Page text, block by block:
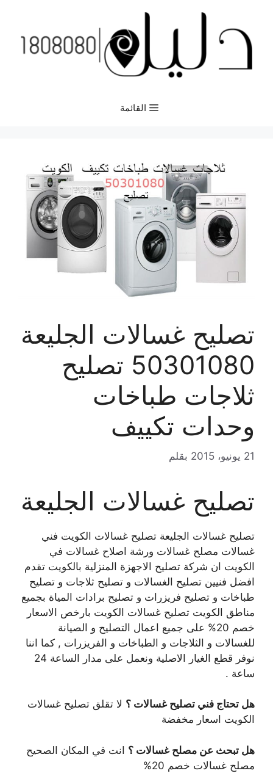
المحتوى
القائمة
تصليح غسالات الجليعة
50301080 تصليح
ثلاجات طباخات
وحدات تكييف
21 يونيو، 2015 بقلم
تصليح غسالات الجليعة
تصليح غسالات الجليعة تصليح غسالات الكويت فني
غسالات مصلح غسالات ورشة اصلاح غسالات في
الكويت ان شركة تصليح الاجهزة المنزلية بالكويت تقدم
افضل فنيين تصليح الغسالات و تصليح ثلاجات و تصليح
طباخات و تصليح فريزرات و تصليح برادات المياة بجميع
مناطق الكويت تصليح غسالات الكويت بارخص الاسعار
خصم 20% على جميع اعمال التصليح و الصيانة
للغسالات و الثلاجات و الطباخات و الفريزرات , كما اننا
نوفر قطع الغيار الاصلية ونعمل على مدار الساعة 24
ساعة .
هل تحتاج فني تصليح غسالات ؟ لا تقلق تصليح غسالات
الكويت اسعار مخفضة
هل تبحث عن مصلح غسالات ؟ انت في المكان الصحيح
مصلح غسالات خصم 20%